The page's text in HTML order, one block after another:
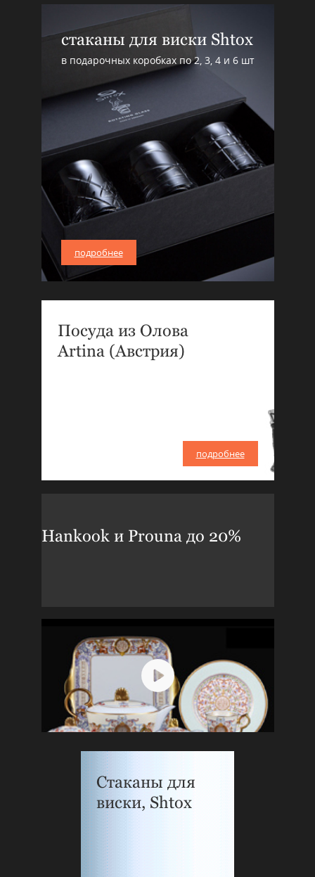
стаканы для виски Shtox
в подарочных коробках по 2, 3, 4 и 6 шт
подробнее
Посуда из Олова
Artina (Австрия)
подробнее
Hankook и Prouna до 20%
Стаканы для
виски, Shtox